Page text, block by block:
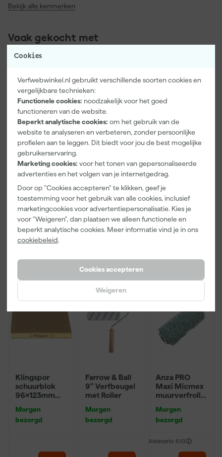
Cookies
Verfwebwinkel.nl gebruikt verschillende soorten cookies en
vergelijkbare technieken:
Functionele cookies: noodzakelijk voor het goed
functioneren van de website.
Beperkt analytische cookies: om het gebruik van de
website te analyseren en verbeteren, zonder persoonlijke
profielen aan te leggen. Dit biedt voor jou de best mogelijke
gebruikerservaring.
Marketing cookies: voor het tonen van gepersonaliseerde
advertenties en het volgen van je internetgedrag.
Door op "Cookies accepteren" te klikken, geef je
toestemming voor het gebruik van alle cookies, inclusief
marketingcookies voor advertentiepersonalisatie. Kies je
voor "Weigeren", dan plaatsen we alleen functionele en
beperkt analytische cookies. Meer informatie vind je in ons
cookiebeleid.
Cookies accepteren
Weigeren
Bekijk alle kenmerken
Vaak gekocht met
Paintura
Lucamax
Washi tape -
50mx24mm
Morgen
bezorgd
3,99
Farrow & Ball
Kleurenwaaie
r
Morgen
bezorgd
Go!Paint Roll
Verfbak -
12cm Roller -
0,5L + 5
Inzetbakken
Morgen
bezorgd
Klingspor
schuurblok
96x123mm
Morgen
bezorgd
Farrow & Ball
9" Verfbeugel
met Roller
Morgen
bezorgd
Anza PRO
Maxi Micmex
muurverfrolle
Morgen
bezorgd
Adviesprijs 8,53